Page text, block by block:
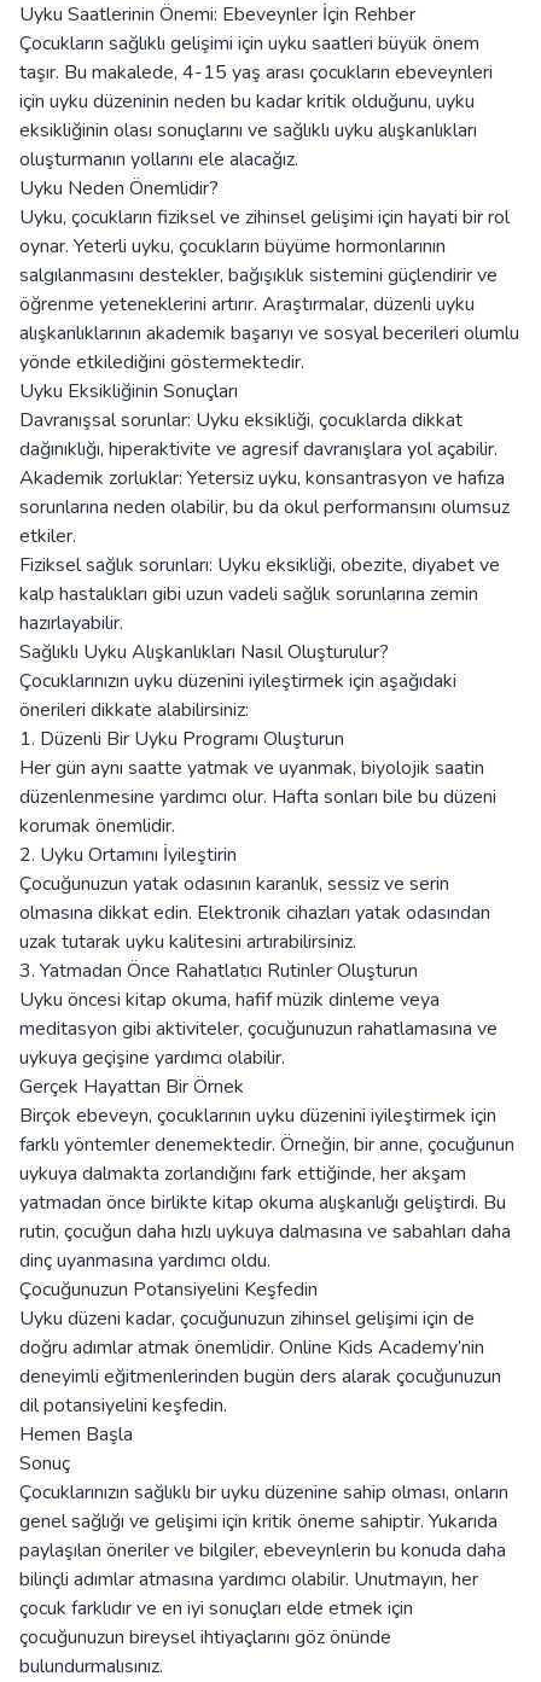
Uyku Saatlerinin Önemi: Ebeveynler İçin Rehber
Çocukların sağlıklı gelişimi için uyku saatleri büyük önem
taşır. Bu makalede, 4-15 yaş arası çocukların ebeveynleri
için uyku düzeninin neden bu kadar kritik olduğunu, uyku
eksikliğinin olası sonuçlarını ve sağlıklı uyku alışkanlıkları
oluşturmanın yollarını ele alacağız.
Uyku Neden Önemlidir?
Uyku, çocukların fiziksel ve zihinsel gelişimi için hayati bir rol
oynar. Yeterli uyku, çocukların büyüme hormonlarının
salgılanmasını destekler, bağışıklık sistemini güçlendirir ve
öğrenme yeteneklerini artırır. Araştırmalar, düzenli uyku
alışkanlıklarının akademik başarıyı ve sosyal becerileri olumlu
yönde etkilediğini göstermektedir.
Uyku Eksikliğinin Sonuçları
Davranışsal sorunlar: Uyku eksikliği, çocuklarda dikkat
dağınıklığı, hiperaktivite ve agresif davranışlara yol açabilir.
Akademik zorluklar: Yetersiz uyku, konsantrasyon ve hafıza
sorunlarına neden olabilir, bu da okul performansını olumsuz
etkiler.
Fiziksel sağlık sorunları: Uyku eksikliği, obezite, diyabet ve
kalp hastalıkları gibi uzun vadeli sağlık sorunlarına zemin
hazırlayabilir.
Sağlıklı Uyku Alışkanlıkları Nasıl Oluşturulur?
Çocuklarınızın uyku düzenini iyileştirmek için aşağıdaki
önerileri dikkate alabilirsiniz:
1. Düzenli Bir Uyku Programı Oluşturun
Her gün aynı saatte yatmak ve uyanmak, biyolojik saatin
düzenlenmesine yardımcı olur. Hafta sonları bile bu düzeni
korumak önemlidir.
2. Uyku Ortamını İyileştirin
Çocuğunuzun yatak odasının karanlık, sessiz ve serin
olmasına dikkat edin. Elektronik cihazları yatak odasından
uzak tutarak uyku kalitesini artırabilirsiniz.
3. Yatmadan Önce Rahatlatıcı Rutinler Oluşturun
Uyku öncesi kitap okuma, hafif müzik dinleme veya
meditasyon gibi aktiviteler, çocuğunuzun rahatlamasına ve
uykuya geçişine yardımcı olabilir.
Gerçek Hayattan Bir Örnek
Birçok ebeveyn, çocuklarının uyku düzenini iyileştirmek için
farklı yöntemler denemektedir. Örneğin, bir anne, çocuğunun
uykuya dalmakta zorlandığını fark ettiğinde, her akşam
yatmadan önce birlikte kitap okuma alışkanlığı geliştirdi. Bu
rutin, çocuğun daha hızlı uykuya dalmasına ve sabahları daha
dinç uyanmasına yardımcı oldu.
Çocuğunuzun Potansiyelini Keşfedin
Uyku düzeni kadar, çocuğunuzun zihinsel gelişimi için de
doğru adımlar atmak önemlidir. Online Kids Academy’nin
deneyimli eğitmenlerinden bugün ders alarak çocuğunuzun
dil potansiyelini keşfedin.
Hemen Başla
Sonuç
Çocuklarınızın sağlıklı bir uyku düzenine sahip olması, onların
genel sağlığı ve gelişimi için kritik öneme sahiptir. Yukarıda
paylaşılan öneriler ve bilgiler, ebeveynlerin bu konuda daha
bilinçli adımlar atmasına yardımcı olabilir. Unutmayın, her
çocuk farklıdır ve en iyi sonuçları elde etmek için
çocuğunuzun bireysel ihtiyaçlarını göz önünde
bulundurmalısınız.